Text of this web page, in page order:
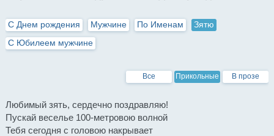
С Днем рождения Мужчине По Именам
Зятю
С Юбилеем мужчине
Все Прикольные В прозе
Любимый зять, сердечно поздравляю!
Пускай веселье 100-метровою волной
Тебя сегодня с головою накрывает